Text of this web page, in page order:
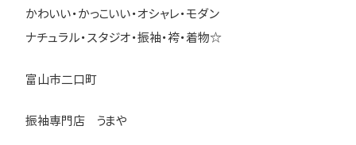
かわいい・かっこいい・オシャレ・モダン
ナチュラル・スタジオ・振袖・袴・着物☆
富山市二口町
振袖専門店 うまや